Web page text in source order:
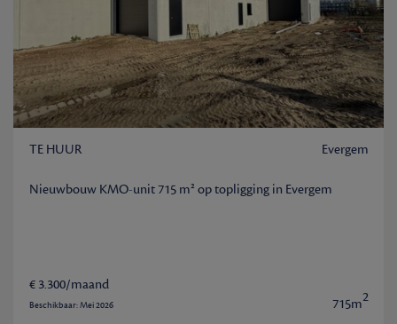
TE HUUR Evergem
Nieuwbouw KMO-unit 715 m² op topligging in Evergem
€ 3.300/maand
Beschikbaar: Mei 2026 715m2